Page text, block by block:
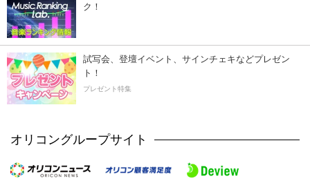
ク！
試写会、登壇イベント、サインチェキなどプレゼン
ト！
プレゼント特集
オリコングループサイト